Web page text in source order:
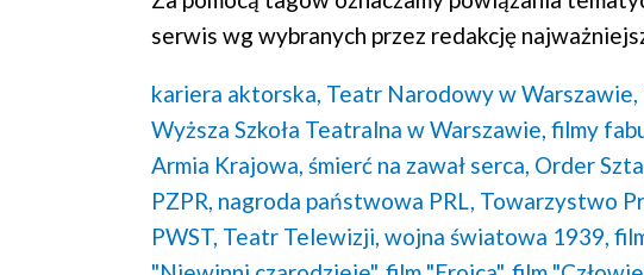
serwis wg wybranych przez redakcję
kariera aktorska, Teatr Narodowy w Warszawie,
Wyższa Szkoła Teatralna w Warszawie, filmy
Armia Krajowa, śmierć na zawał serca, Order
PZPR, nagroda państwowa PRL, Towarzystwo
PWST, Teatr Telewizji, wojna światowa 1939,